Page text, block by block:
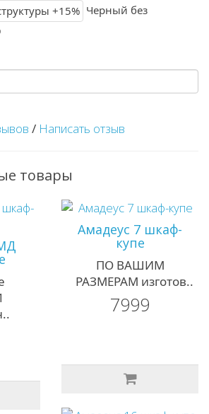
Черный без
/ Написать отзыв
товары
Амадеус 7 шкаф-
купе
ПО ВАШИМ
РАЗМЕРАМ изготов..
7999